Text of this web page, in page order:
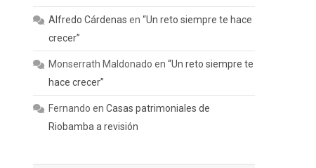
Alfredo Cárdenas en“Un reto siempre te hace
crecer”
Monserrath Maldonado en“Un reto siempre te
hace crecer”
Fernando enCasas patrimoniales de
Riobamba a revisión